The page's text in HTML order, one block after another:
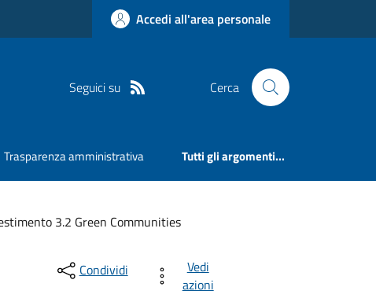
Accedi all'area personale
Seguici su Cerca
Trasparenza amministrativa Tutti gli argomenti...
3.2 Green Communities
Condividi
Vedi
azioni